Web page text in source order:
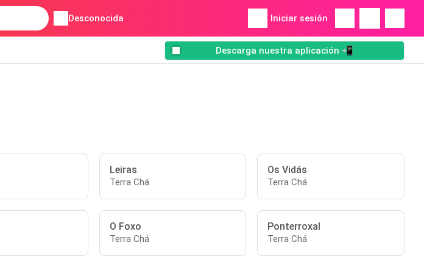
Desconocida Iniciar sesión
Descarga nuestra aplicación 📲
Leiras
Terra Chá
Os Vidás
Terra Chá
O Foxo
Terra Chá
Ponterroxal
Terra Chá